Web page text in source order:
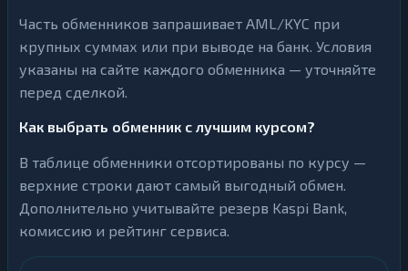
Часть обменников запрашивает AML/KYC при
крупных суммах или при выводе на банк. Условия
указаны на сайте каждого обменника — уточняйте
перед сделкой.
Как выбрать обменник с лучшим курсом?
В таблице обменники отсортированы по курсу —
верхние строки дают самый выгодный обмен.
Дополнительно учитывайте резерв Kaspi Bank,
комиссию и рейтинг сервиса.